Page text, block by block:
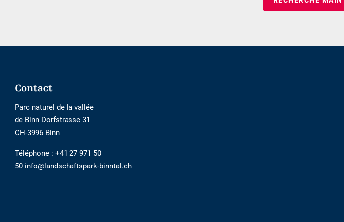
Footer
Contact
Parc naturel de la vallée
de Binn Dorfstrasse 31
CH-3996 Binn
Téléphone : +41 27 971 50
50 info@landschaftspark-binntal.ch